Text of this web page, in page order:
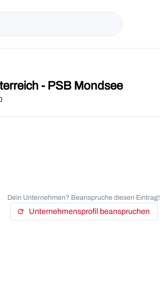
- PSB Mondsee
Dein Unternehmen? Beanspruche diesen Eintrag!
refresh Unternehmensprofil beanspruchen